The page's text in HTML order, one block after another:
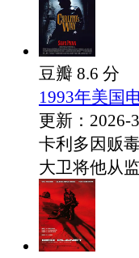
豆瓣 8.6 分
1993年美国
更新：2026-
卡利多因贩
大卫将他从